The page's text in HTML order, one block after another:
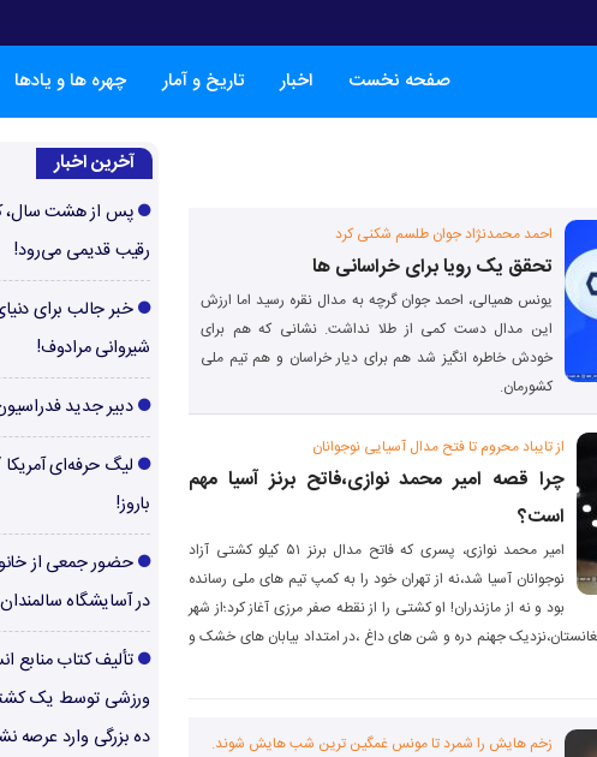
صفحه نخست اخبار تاریخ و آمار چهره ها و یادها
احمد محمدنژاد جوان طلسم شکنی کرد
تحقق یک رویا برای خراسانی ها
یونس همیالی، احمد جوان گرچه به مدال نقره رسید اما ارزش
این مدال دست کمی از طلا نداشت. نشانی که هم برای
خودش خاطره انگیز شد هم برای دیار خراسان و هم تیم ملی
کشورمان.
از تایباد محروم تا فتح مدال آسیایی نوجوانان
چرا قصه امیر محمد نوازی،فاتح برنز آسیا مهم
است؟
امیر محمد نوازی، پسری که فاتح مدال برنز ۵۱ کیلو کشتی آزاد
نوجوانان آسیا شد،نه از تهران خود را به کمپ تیم های ملی رسانده
بود و نه از مازندران! او کشتی را از نقطه صفر مرزی آغاز کرد؛از شهر
جهنم دره و شن های داغ ،در امتداد بیابان های خشک و
زخم هایش را شمرد تا مونس غمگین ترین شب هایش شوند.
آخرین اخبار
پس از هشت سال،
رقیب قدیمی می‌رود!
خبر جالب برای
شیروانی مرادوف!
دبیر جدید
لیگ حرفه‌ای
باروز!
حضور جمعی از
در آسایشگاه
تألیف کتاب منابع
ورزشی توسط یک کشتی
ده بزرگی وارد عرصه